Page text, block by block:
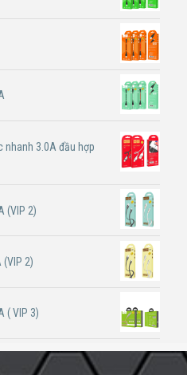
nhanh 3.0A đầu hợp
(VIP 2)
(VIP 2)
( VIP 3)